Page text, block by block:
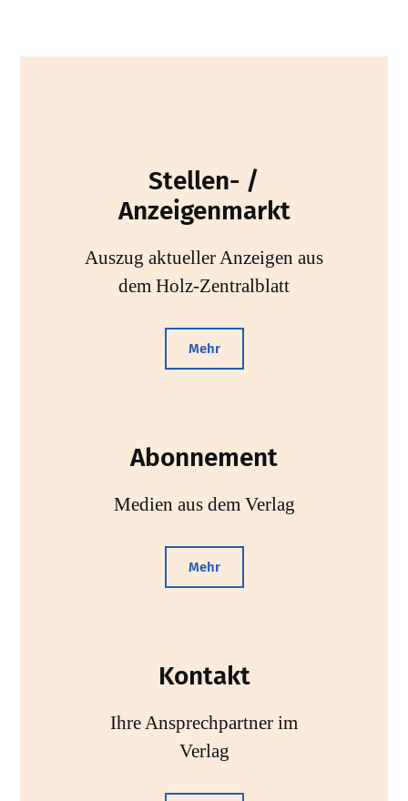
Stellen- /
Anzeigenmarkt
Auszug aktueller Anzeigen aus
dem Holz-Zentralblatt
Mehr
Abonnement
Medien aus dem Verlag
Mehr
Kontakt
Ihre Ansprechpartner im
Verlag